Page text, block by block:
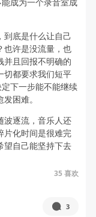
成为一个录音室成
底是什么让自己
也许是没流量，也
并且回报不明确的
切都要求我们短平
下一步能不能继续
困难。
逐流，音乐人还
片化时间是很难完
望自己能坚持下去
35 喜欢
3